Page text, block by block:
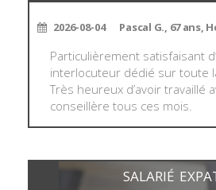
2026-08-04 Pascal G., 67 ans,
Particulièrement satisfaisant
interlocuteur dédié sur toute
Très heureux d’avoir travaillé
conseillère tous ces mois.
SALARIÉ